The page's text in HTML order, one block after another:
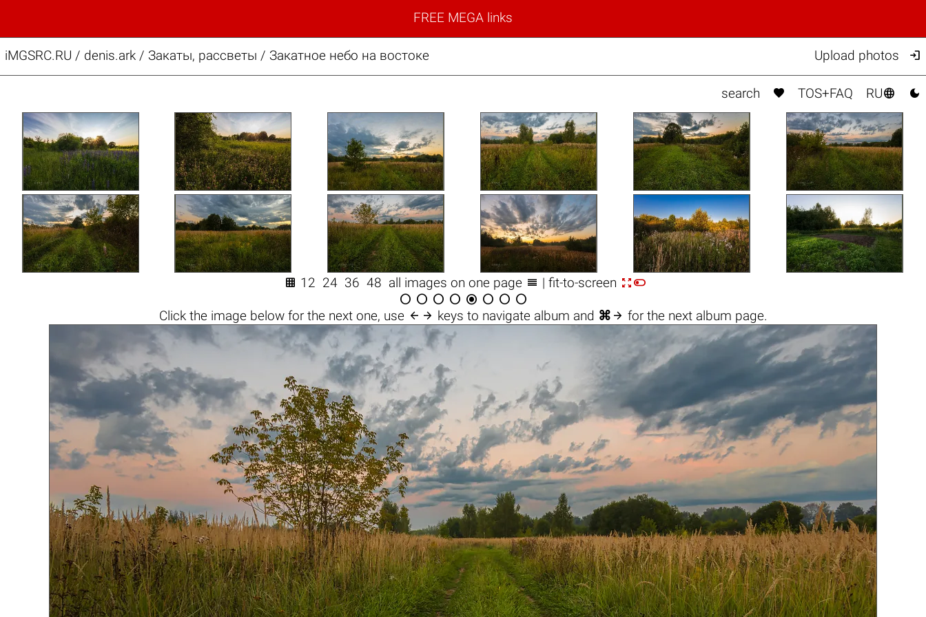
FREE MEGA links
iMGSRC.RU / denis.ark/ Закаты, рассветы / Закатное небо на востоке Upload photos 
search  TOS+FAQ RU 
 12 24 36 48 all images on one page  | fit-to-screen 
       
Click the image belowfor the next one, use  keys to navigate album and ⌘  for the next album page.